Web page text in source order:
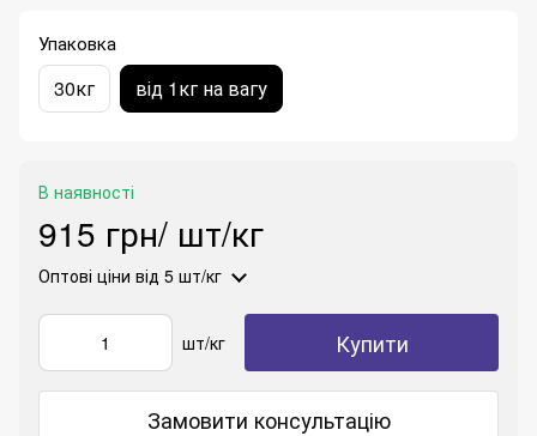
Упаковка
30кг від 1кг на вагу
В наявності
915 грн/ шт/кг
Оптові ціни від 5 шт/кг
шт/кг Купити
Замовити консультацію